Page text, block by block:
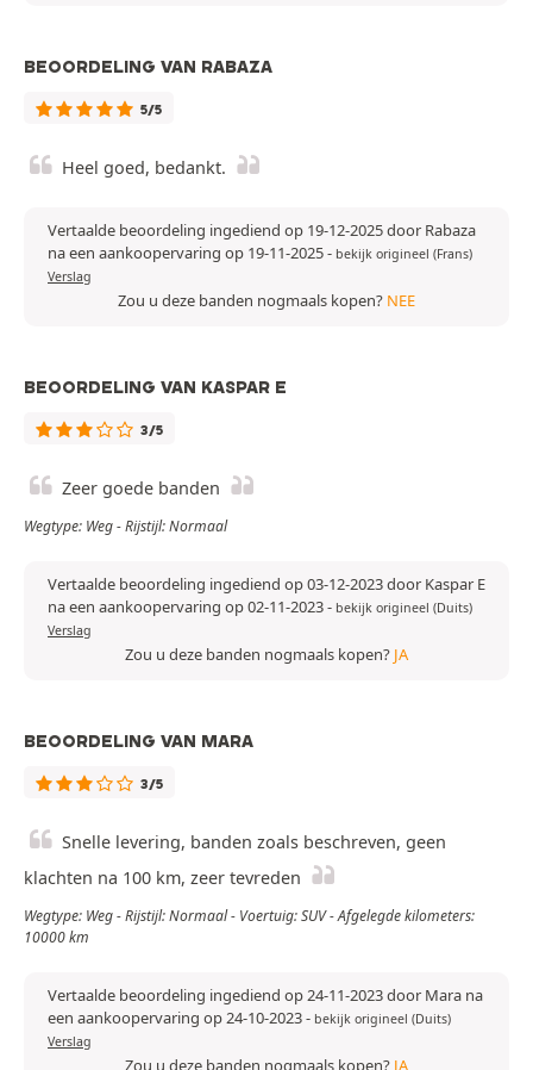
BEOORDELING VAN RABAZA
5/5
Heel goed, bedankt.
Vertaalde beoordeling ingediend op 19-12-2025 door Rabaza
na een aankoopervaring op 19-11-2025- bekijk origineel (Frans)
Verslag
Zou u deze banden nogmaals kopen? NEE
BEOORDELING VAN KASPAR E
3/5
Zeer goede banden
Wegtype: Weg - Rijstijl: Normaal
Vertaalde beoordeling ingediend op 03-12-2023 door Kaspar E
na een aankoopervaring op 02-11-2023- bekijk origineel (Duits)
Verslag
Zou u deze banden nogmaals kopen? JA
BEOORDELING VAN MARA
3/5
Snelle levering, banden zoals beschreven, geen
klachten na 100 km, zeer tevreden
Wegtype: Weg - Rijstijl: Normaal - Voertuig: SUV - Afgelegde kilometers:
10000 km
Vertaalde beoordeling ingediend op 24-11-2023 door Mara na
een aankoopervaring op 24-10-2023- bekijk origineel (Duits)
Verslag
Zou u deze banden nogmaals kopen? JA